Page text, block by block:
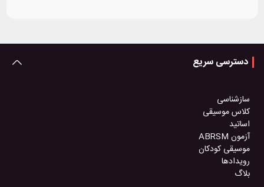
دسترسی سریع
سازشناسی
کلاس موسیقی
اساتید
آزمون ABRSM
موسیقی کودکان
رویدادها
بلاگ